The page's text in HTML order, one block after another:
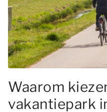
Waarom
vakantiepark